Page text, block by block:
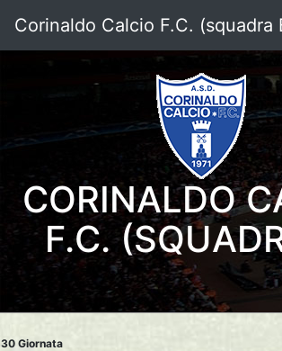
Corinaldo Calcio F.C. (squadra
CORINALDO
F.C.
30 Giornata